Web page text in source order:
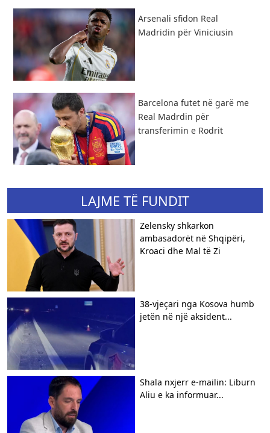
​Arsenali sfidon Real
Madridin për Viniciusin
Barcelona futet në garë me
Real Madrdin për
transferimin e Rodrit
LAJME TË FUNDIT
Zelensky shkarkon
ambasadorët në Shqipëri,
Kroaci dhe Mal të Zi
38-vjeçari nga Kosova humb
jetën në një aksident...
Shala nxjerr e-mailin: Liburn
Aliu e ka informuar...